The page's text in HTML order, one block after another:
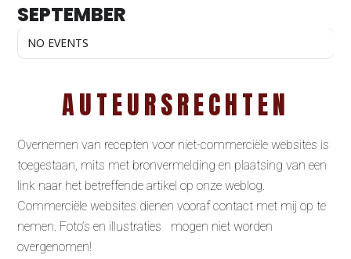
SEPTEMBER
NO EVENTS
AUTEURSRECHTEN
Overnemen van recepten voor niet-commerciële websites is
toegestaan, mits met bronvermelding en plaatsing van een
link naar het betreffende artikel op onze weblog.
Commerciële websites dienen vooraf contact met mij op te
nemen. Foto’s en illustraties mogen niet worden
overgenomen!